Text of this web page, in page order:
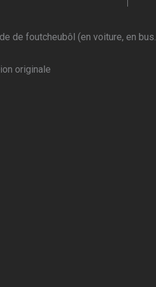
de foutcheubôl (en voiture, en
originale